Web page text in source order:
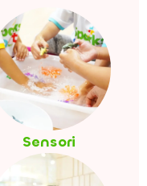
Sensori